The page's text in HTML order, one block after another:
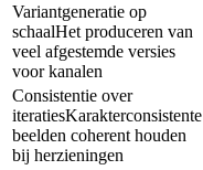
Variantgeneratie op
schaalHet produceren van
veel afgestemde versies
voor kanalen
Consistentie over
iteratiesKarakterconsistente
beelden coherent houden
bij herzieningen